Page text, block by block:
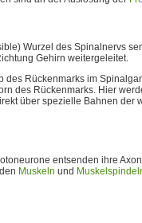
Wurzel des Spinalnervs
Gehirn weitergeleitet.
des Rückenmarks im
des Rückenmarks. Hier
über spezielle Bahnen der
entsenden ihre
Muskeln und